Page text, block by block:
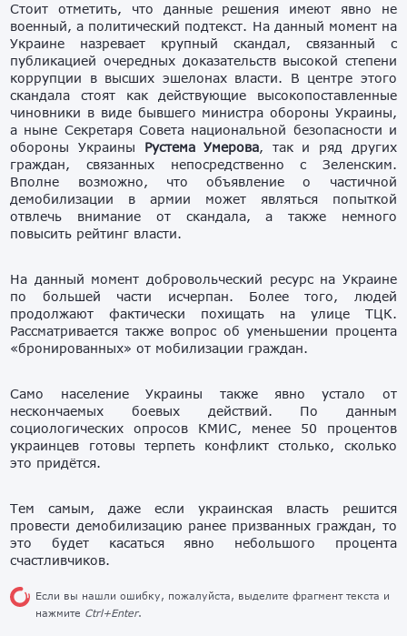
Стоит отметить, что данные решения имеют явно не
военный, а политический подтекст. На данный момент на
Украине назревает крупный скандал, связанный с
публикацией очередных доказательств высокой степени
коррупции в высших эшелонах власти. В центре этого
скандала стоят как действующие высокопоставленные
чиновники в виде бывшего министра обороны Украины,
а ныне Секретаря Совета национальной безопасности и
обороны Украины Рустема Умерова, так и ряд других
граждан, связанных непосредственно с Зеленским.
Вполне возможно, что объявление о частичной
демобилизации в армии может являться попыткой
отвлечь внимание от скандала, а также немного
повысить рейтинг власти.
На данный момент добровольческий ресурс на Украине
по большей части исчерпан. Более того, людей
продолжают фактически похищать на улице ТЦК.
Рассматривается также вопрос об уменьшении процента
«бронированных» от мобилизации граждан.
Само население Украины также явно устало от
нескончаемых боевых действий. По данным
социологических опросов КМИС, менее 50 процентов
украинцев готовы терпеть конфликт столько, сколько
это придётся.
Тем самым, даже если украинская власть решится
провести демобилизацию ранее призванных граждан, то
это будет касаться явно небольшого процента
счастливчиков.
Если вы нашли ошибку, пожалуйста, выделите фрагмент текста и
нажмите Ctrl+Enter.